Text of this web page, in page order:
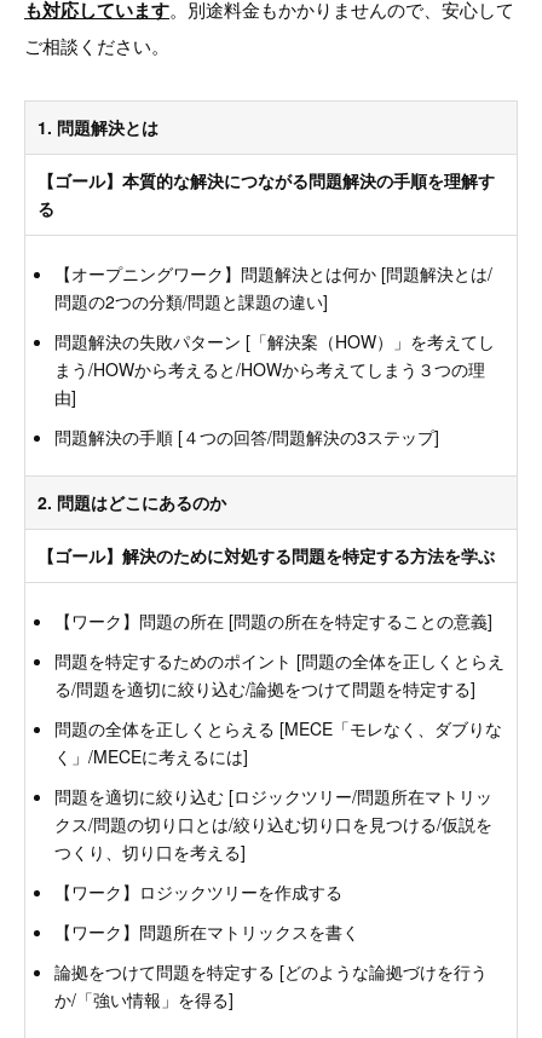
も対応しています。別途料金もかかりませんので、安心して
ご相談ください。
1. 問題解決とは
【ゴール】本質的な解決につながる問題解決の手順を理解す
る
【オープニングワーク】問題解決とは何か [問題解決とは/
問題の2つの分類/問題と課題の違い]
問題解決の失敗パターン [「解決案（HOW）」を考えてし
まう/HOWから考えると/HOWから考えてしまう３つの理
由]
問題解決の手順 [４つの回答/問題解決の3ステップ]
2. 問題はどこにあるのか
【ゴール】解決のために対処する問題を特定する方法を学ぶ
【ワーク】問題の所在 [問題の所在を特定することの意義]
問題を特定するためのポイント [問題の全体を正しくとらえ
る/問題を適切に絞り込む/論拠をつけて問題を特定する]
問題の全体を正しくとらえる [MECE「モレなく、ダブりな
く」/MECEに考えるには]
問題を適切に絞り込む [ロジックツリー/問題所在マトリッ
クス/問題の切り口とは/絞り込む切り口を見つける/仮説を
つくり、切り口を考える]
【ワーク】ロジックツリーを作成する
【ワーク】問題所在マトリックスを書く
論拠をつけて問題を特定する [どのような論拠づけを行う
か/「強い情報」を得る]